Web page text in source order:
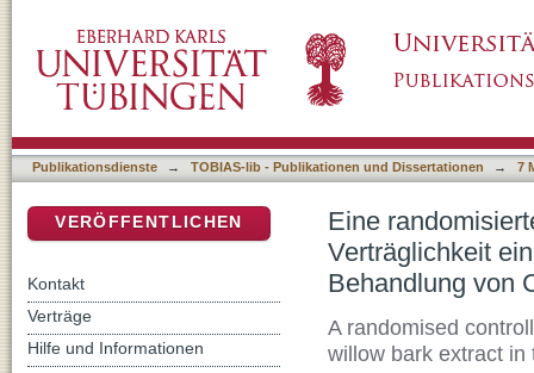
standardisierten Weidenrindenextraktes in
Publikationsdienste → TOBIAS-lib - Publikationen und Dissertationen → 7
Eine
Verträglichkeit
Behandlung von
A randomised
willow bark extract
VERÖFFENTLICHEN
Kontakt
Verträge
Hilfe und Informationen